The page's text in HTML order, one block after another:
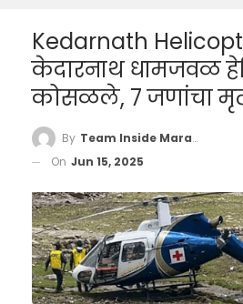
Kedarnath
केदारनाथ धामजवळ
कोसळले, 7 जणांचा
By Team Inside Marathi
On Jun 15, 2025